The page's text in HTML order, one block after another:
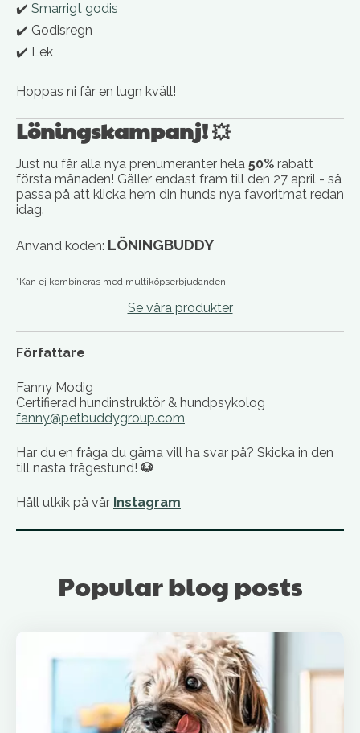
✔️ Smarrigt godis
✔️ Godisregn
✔️ Lek
Hoppas ni får en lugn kväll!
Löningskampanj!💥
Just nu får alla nya prenumeranter hela 50% rabatt
första månaden! Gäller endast fram till den 27 april - så
passa på att klicka hem din hunds nya favoritmat redan
idag.
Använd koden: LÖNINGBUDDY
*Kan ej kombineras med multiköpserbjudanden
Se våra produkter
Författare
Fanny Modig
Certifierad hundinstruktör & hundpsykolog
fanny@petbuddygroup.com
Har du en fråga du gärna vill ha svar på? Skicka in den
till nästa frågestund! 🐶
Håll utkik på vår Instagram
Popular blog posts